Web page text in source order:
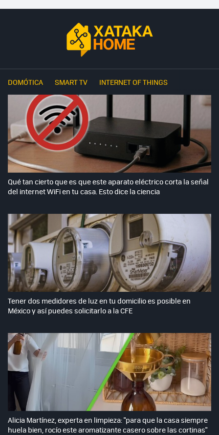
DOMÓTICA SMART TV INTERNET OF THINGS
Qué tan cierto que es que este aparato eléctrico corta la señal
del internet WiFi en tu casa. Esto dice la ciencia
Tener dos medidores de luz en tu domicilio es posible en
México y así puedes solicitarlo a la CFE
Alicia Martínez, experta en limpieza: "para que la casa siempre
huela bien, rocío este aromatizante casero sobre las cortinas"